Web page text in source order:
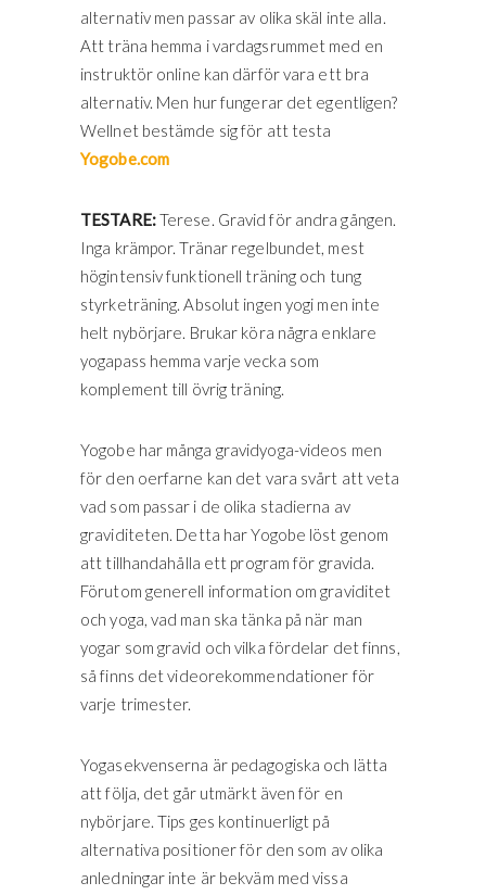
alternativ men passar av olika skäl inte alla.
Att träna hemma i vardagsrummet med en
instruktör online kan därför vara ett bra
alternativ. Men hur fungerar det egentligen?
Wellnet bestämde sig för att testa
Yogobe.com
TESTARE:Terese. Gravid för andra gången.
Inga krämpor. Tränar regelbundet, mest
högintensiv funktionell träning och tung
styrketräning. Absolut ingen yogi men inte
helt nybörjare. Brukar köra några enklare
yogapass hemma varje vecka som
komplement till övrig träning.
Yogobe har många gravidyoga-videos men
för den oerfarne kan det vara svårt att veta
vad som passar i de olika stadierna av
graviditeten. Detta har Yogobe löst genom
att tillhandahålla ett program för gravida.
Förutom generell information om graviditet
och yoga, vad man ska tänka på när man
yogar som gravid och vilka fördelar det finns,
så finns det videorekommendationer för
varje trimester.
Yogasekvenserna är pedagogiska och lätta
att följa, det går utmärkt även för en
nybörjare. Tips ges kontinuerligt på
alternativa positioner för den som av olika
anledningar inte är bekväm med vissa